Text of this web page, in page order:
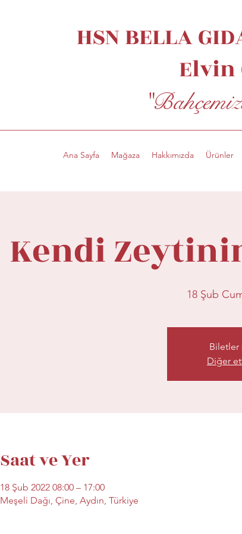
HSN BELLA
Elvin
Ana Sayfa Mağaza Hakkımızda Ürünler
Kendi
18 Şub
Biletler
Diğer
Saat ve Yer
18 Şub 2022 08:00 – 17:00
Meşeli Dağı, Çine, Aydın, Türkiye